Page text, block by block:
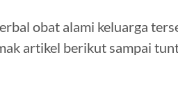
obat alami keluarga
artikel berikut sampai